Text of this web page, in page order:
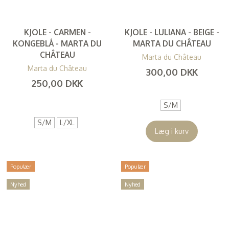
KJOLE - CARMEN -
KONGEBLÅ - MARTA DU
CHÂTEAU
Marta du Château
250,00 DKK
S/M L/XL
KJOLE - LULIANA - BEIGE -
MARTA DU CHÂTEAU
Marta du Château
300,00 DKK
S/M
Læg i kurv
Populær
Nyhed
Populær
Nyhed